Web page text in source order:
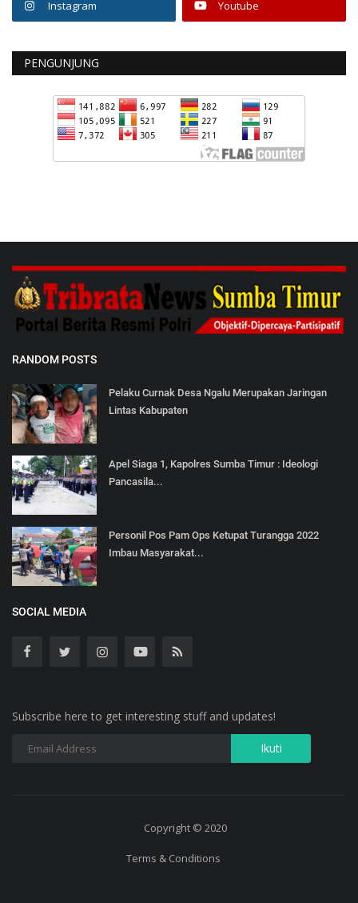
Instagram Youtube
PENGUNJUNG
RANDOM POSTS
Pelaku Curnak Desa Ngalu Merupakan Jaringan
Lintas Kabupaten
Apel Siaga 1, Kapolres Sumba Timur : Ideologi
Pancasila...
Personil Pos Pam Ops Ketupat Turangga 2022
Imbau Masyarakat...
SOCIAL MEDIA
Subscribe here to get interesting stuff and updates!
Copyright © 2020
Terms & Conditions